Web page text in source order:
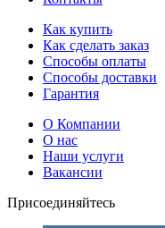
Как купить
Как сделать заказ
Способы оплаты
Способы доставки
Гарантия
О Компании
О нас
Наши услуги
Вакансии
Присоединяйтесь